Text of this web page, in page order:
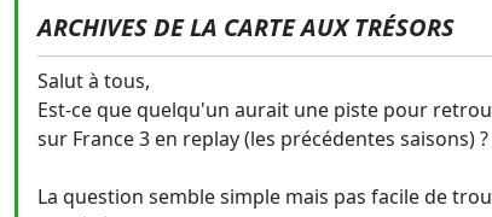
ARCHIVES DE LA CARTE AUX TRÉSORS
Salut à tous,
Est-ce que quelqu'un aurait une piste pour
sur France 3 en replay (les précédentes saisons) ?
La question semble simple mais pas facile de